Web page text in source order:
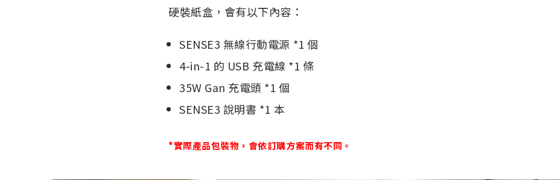
硬裝紙盒，會有以下內容：
SENSE3 無線行動電源 *1 個
4-in-1 的 USB 充電線 *1 條
35W Gan 充電頭 *1 個
SENSE3 說明書 *1 本
*實際產品包裝物，會依訂購方案而有不同。